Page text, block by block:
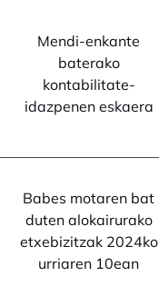
Mendi-enkante
baterako
kontabilitate-
idazpenen eskaera
Babes motaren bat
duten alokairurako
etxebizitzak 2024ko
urriaren 10ean